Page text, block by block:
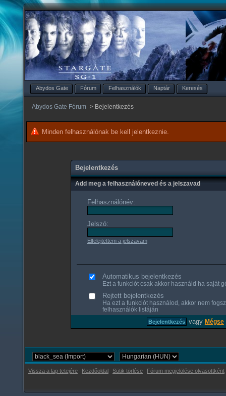
Abydos Gate Fórum Felhasználók Naptár Keresés
Abydos Gate Fórum > Bejelentkezés
Minden felhasználónak be kell jelentkeznie.
Bejelentkezés
Add meg a felhasználóneved és a jelszavad
Felhasználónév:
Jelszó:
Elfelejtettem a jelszavam
Automatikus bejelentkezés
Ezt a funkciót csak akkor használd ha saját
Rejtett bejelentkezés
Ha ezt a funkciót használod, akkor nem
felhasználók listáján
vagy Mégse
Vissza a lap tetejére Kezdőoldal Sütik törlése Fórum megjelölése olvasottként